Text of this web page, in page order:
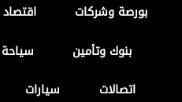
بورصة وشركات
بنوك وتأمين
اتصالات
سيارات